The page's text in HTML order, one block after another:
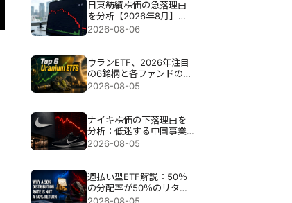
日東紡績株価の急落理由
を分析【2026年8月】：
決算発表後に売りが広が
2026-08-06
ウランETF、2026年注目
の6銘柄と各ファンドの実
際保有銘柄。
2026-08-05
ナイキ株価の下落理由を
分析：低迷する中国事業
と再建計画への懸念、株
2026-08-05
週払い型ETF解説：50％
の分配率が50％のリター
ンを意味しない理由
2026-08-05